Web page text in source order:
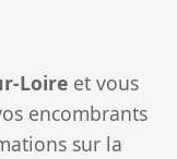
Loire et vous
encombrants
sur la